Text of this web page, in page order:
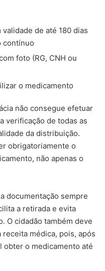
de até 180 dias
contínuo
foto (RG, CNH ou
o medicamento
não consegue efetuar
verificação de todas as
da distribuição.
obrigatoriamente o
não apenas o
documentação sempre
a retirada e evita
O cidadão também deve
médica, pois, após
obter o medicamento até